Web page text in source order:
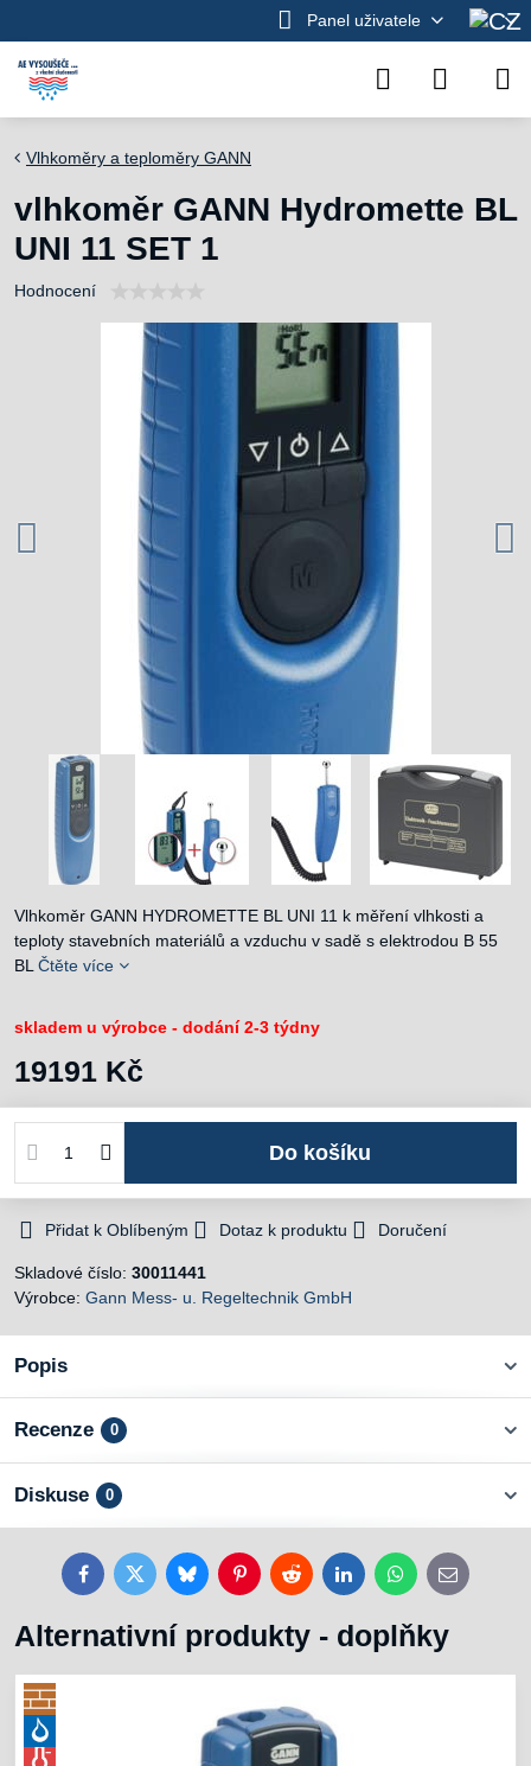
Panel uživatele
Vlhkoměry a teploměry GANN
vlhkoměr GANN Hydromette BL
UNI 11 SET 1
Hodnocení
Vlhkoměr GANN HYDROMETTE BL UNI 11 k měření vlhkosti a
teploty stavebních materiálů a vzduchu v sadě s elektrodou B 55
BL Čtěte více
skladem u výrobce - dodání 2-3 týdny
19191 Kč
Do košíku
Přidat k Oblíbeným Dotaz k produktu Doručení
Skladové číslo: 30011441
Výrobce: Gann Mess- u. Regeltechnik GmbH
Popis
Recenze 0
Diskuse 0
FacebookTwitterBlueskyPinterestRedditLinkedInWhatsApp
E-
mail
Alternativní produkty - doplňky